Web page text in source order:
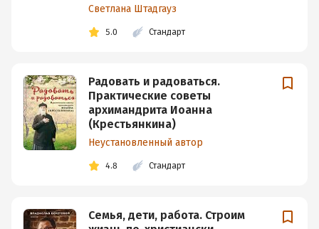
Светлана Штадгауз
5.0 Стандарт
Радовать и радоваться.
Практические советы
архимандрита Иоанна
(Крестьянкина)
Неустановленный автор
4.8 Стандарт
Семья, дети, работа. Строим